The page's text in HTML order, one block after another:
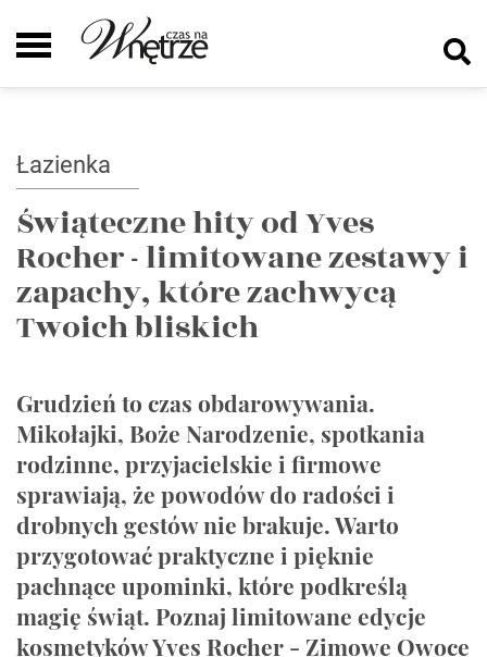
Łazienka
Świąteczne hity od Yves
Rocher - limitowane zestawy i
zapachy, które zachwycą
Twoich bliskich
Grudzień to czas obdarowywania.
Mikołajki, Boże Narodzenie, spotkania
rodzinne, przyjacielskie i firmowe
sprawiają, że powodów do radości i
drobnych gestów nie brakuje. Warto
przygotować praktyczne i pięknie
pachnące upominki, które podkreślą
magię świąt. Poznaj limitowane edycje
kosmetyków Yves Rocher - Zimowe Owoce